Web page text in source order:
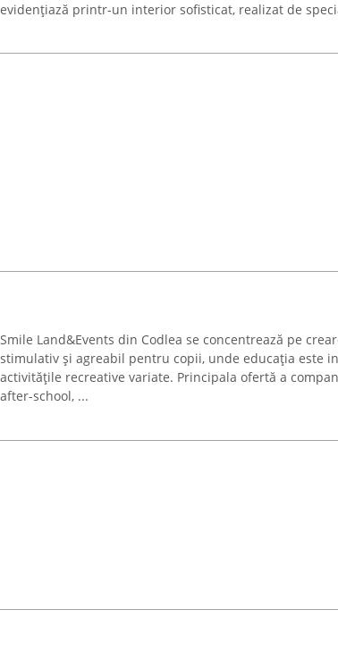
evidențiază printr-un interior sofisticat, realizat de
Smile Land&Events din Codlea se concentrează pe
stimulativ și agreabil pentru copii, unde educația este
activitățile recreative variate. Principala ofertă a
after-school, ...